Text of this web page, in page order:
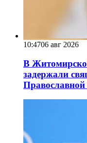
10:4706 авг 2026
В
задержали